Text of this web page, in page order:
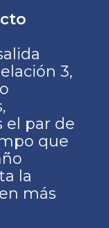
3,
el par de
que
la
más